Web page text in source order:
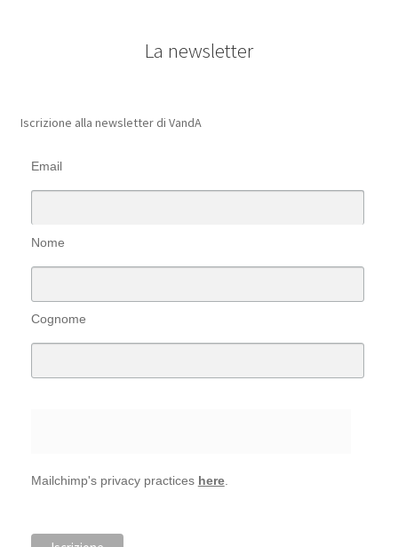
La newsletter
Iscrizione alla newsletter di VandA
Email
Nome
Cognome
Mailchimp's privacy practices here.